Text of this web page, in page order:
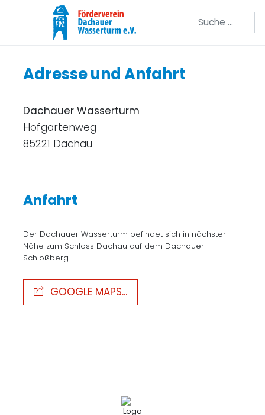
Suchen
Adresse und Anfahrt
Dachauer Wasserturm
Hofgartenweg
85221 Dachau
Anfahrt
Der Dachauer Wasserturm befindet sich in nächster
Nähe zum Schloss Dachau auf dem Dachauer
Schloßberg.
GOOGLE MAPS...